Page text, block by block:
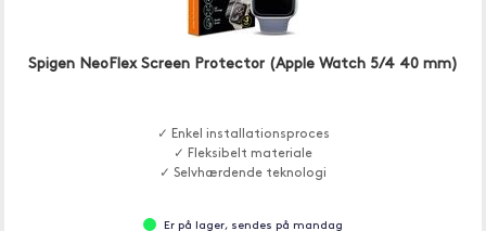
Spigen NeoFlex Screen Protector (Apple Watch 5/4 40 mm)
✓ Enkel installationsproces
✓ Fleksibelt materiale
✓ Selvhærdende teknologi
Er på lager, sendes på mandag